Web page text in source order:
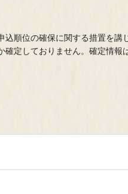
順位の確保に関する措置を講
定しておりません。確定情報